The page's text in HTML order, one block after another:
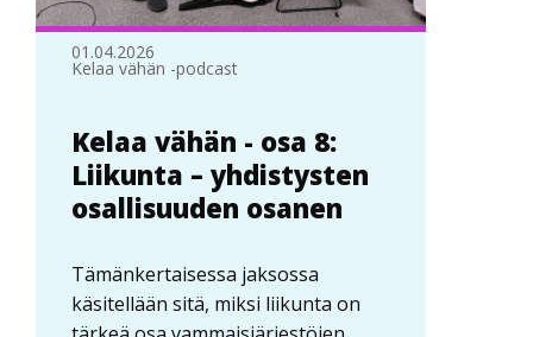
01.04.2026
Kelaa vähän -podcast
Kelaa vähän - osa 8:
Liikunta – yhdistysten
osallisuuden osanen
Tämänkertaisessa jaksossa
käsitellään sitä, miksi liikunta on